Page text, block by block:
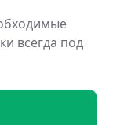
всегда под
дополнят
5,7 млрд